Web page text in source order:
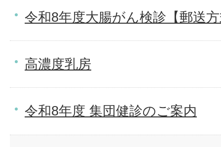
令和8年度大腸がん検診【郵送
高濃度乳房
令和8年度 集団健診のご案内